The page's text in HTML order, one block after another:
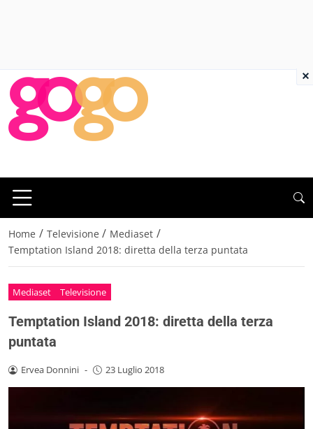
Home / Televisione / Mediaset /
Temptation Island 2018: diretta della terza puntata
Mediaset Televisione
Temptation Island 2018: diretta della terza
puntata
Ervea Donnini - 23 Luglio 2018
×